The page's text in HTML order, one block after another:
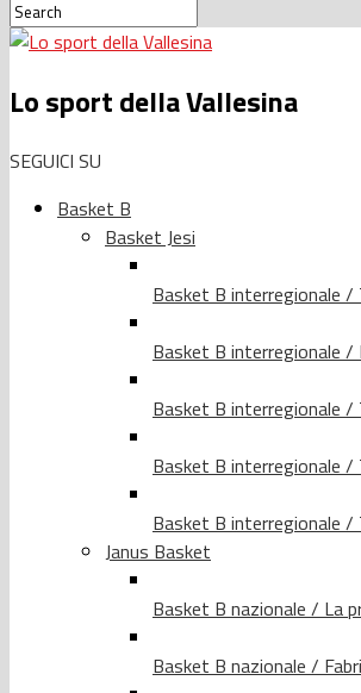
Lo sport della Vallesina
SEGUICI SU
Basket B
Basket Jesi
Basket B interregionale /
Basket B interregionale /
Basket B interregionale /
Basket B interregionale /
Basket B interregionale /
Janus Basket
Basket B nazionale / La
Basket B nazionale /